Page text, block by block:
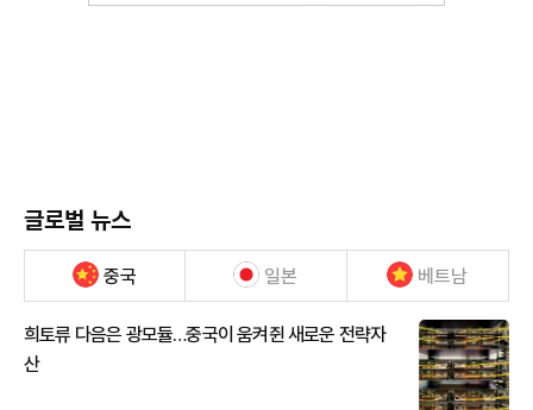
글로벌 뉴스
중국 일본 베트남
희토류 다음은 광모듈…중국이 움켜쥔 새로운 전략자
산